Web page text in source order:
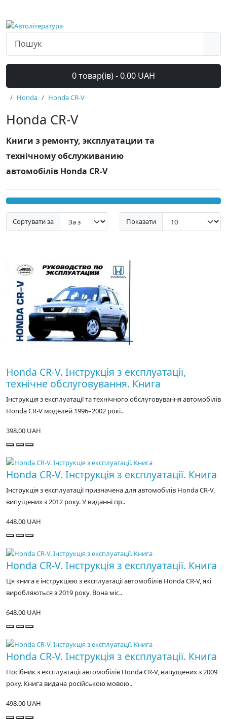
0 товар(ів) - 0.00 UAH
Honda Honda CR-V
Honda CR-V
Книги з ремонту, эксплуатации та
технічному обслуживанию
автомобілів Honda CR-V
Сортувати за Показати
Honda CR-V. Інструкція з експлуатації,
технічне обслуговування. Книга
Інструкція з експлуатації та технічного обслуговування автомобілів
Honda CR-V моделей 1996–2002 рокі..
398.00 UAH
Honda CR-V. Інструкція з експлуатації. Книга
Інструкція з експлуатації призначена для автомобілів Honda CR-V,
випущених з 2012 року. У виданні пр..
448.00 UAH
Honda CR-V. Інструкція з експлуатації. Книга
Ця книга є інструкцією з експлуатації автомобілів Honda CR-V, які
виробляються з 2019 року. Вона міс..
648.00 UAH
Honda CR-V. Інструкція з експлуатації. Книга
Посібник з експлуатації автомобілів Honda CR-V, випущених з 2009
року. Книга видана російською мовою..
498.00 UAH